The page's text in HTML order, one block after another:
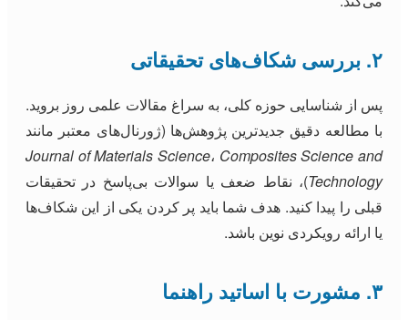
۲. بررسی شکاف‌های تحقیقاتی
پس از شناسایی حوزه کلی، به سراغ مقالات علمی روز بروید.
با مطالعه دقیق جدیدترین پژوهش‌ها (ژورنال‌های معتبر مانند
Journal of Materials Science، Composites Science and
Technology)، نقاط ضعف یا سوالات بی‌پاسخ در تحقیقات
قبلی را پیدا کنید. هدف شما باید پر کردن یکی از این شکاف‌ها
یا ارائه رویکردی نوین باشد.
۳. مشورت با اساتید راهنما